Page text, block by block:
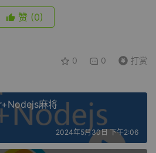
赞 (0)
0 0 打赏
麻将
2024年5月30日 下午2:06